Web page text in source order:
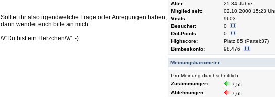
Alter:
25-34 Jahre
Mitglied seit:
02.10.2000 15:23
Visits:
9603
Besucher:
0
Dol-Points:
0
Highscore:
Platz 85 (Partei:37)
Bimbeskonto:
98.476
Meinungsbarometer
Pro Meinung durchschnittlich
Zustimmungen:
7,55
Ablehnungen:
7,65
Solltet ihr also irgendwelche Frage oder Anregungen haben,
dann wendet euch bitte an mich.
\\\"Du bist ein Herzchen\\\" :-)